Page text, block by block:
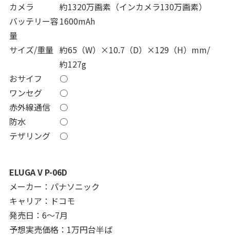
カメラ
約1320万画素（インカメラ130万画素）
バッテリー容
量
1600mAh
サイズ/重量 約65（W）×10.7（D）×129（H）mm/
約127g
おサイフ
○
ワンセグ
○
赤外線通信
○
防水
○
テザリング
○
ELUGA V P-06D
メーカー：パナソニック
キャリア：ドコモ
発売日：6～7月
予想実売価格：1万円台半ば